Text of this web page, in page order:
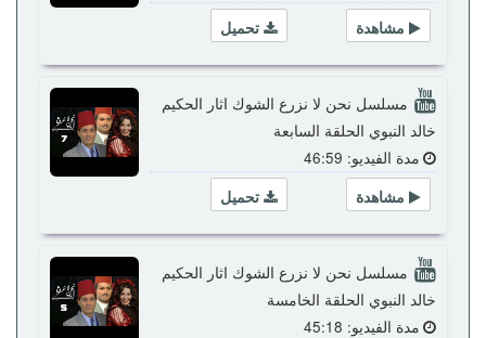
تحميل
مشاهدة
مسلسل نحن لا نزرع الشوك اثار الحكيم
خالد النبوي الحلقة السابعة
مدة الفيديو: 46:59
تحميل
مشاهدة
مسلسل نحن لا نزرع الشوك اثار الحكيم
خالد النبوي الحلقة الخامسة
مدة الفيديو: 45:18